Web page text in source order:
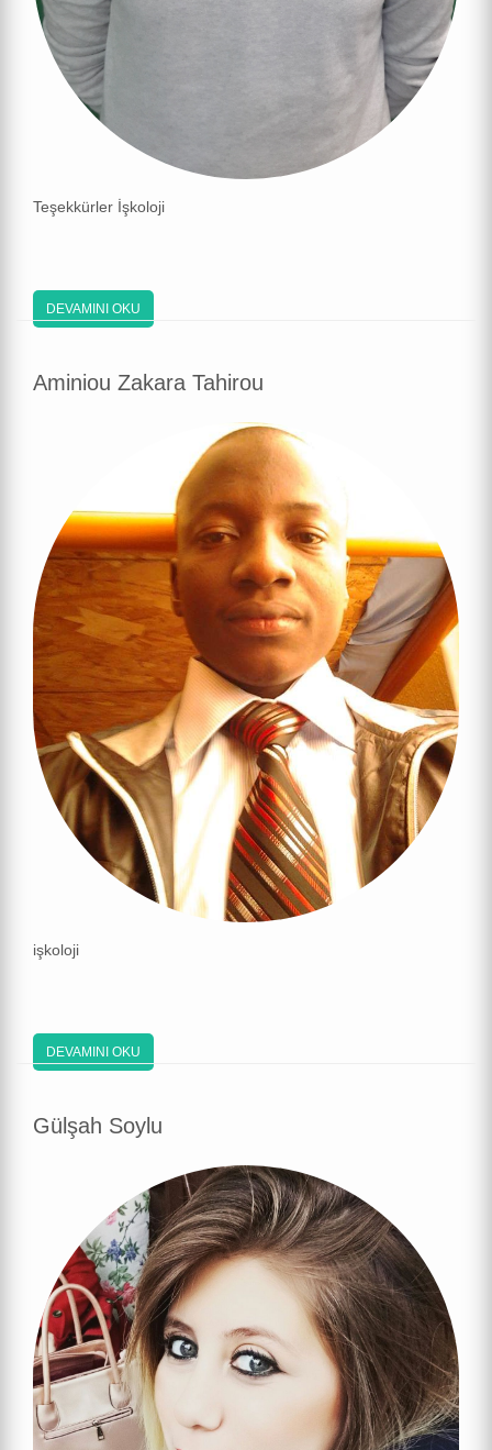
Teşekkürler İşkoloji
DEVAMINI OKU
Aminiou Zakara Tahirou
işkoloji
DEVAMINI OKU
Gülşah Soylu